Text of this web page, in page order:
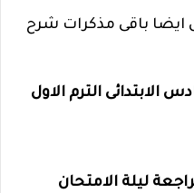
ايضا باقى مذكرات شرح
الترم الاول
ليلة الامتحان